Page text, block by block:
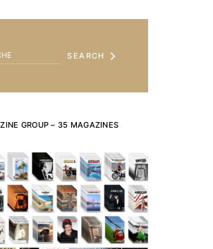
SEARCH
GROUP – 35 MAGAZINES